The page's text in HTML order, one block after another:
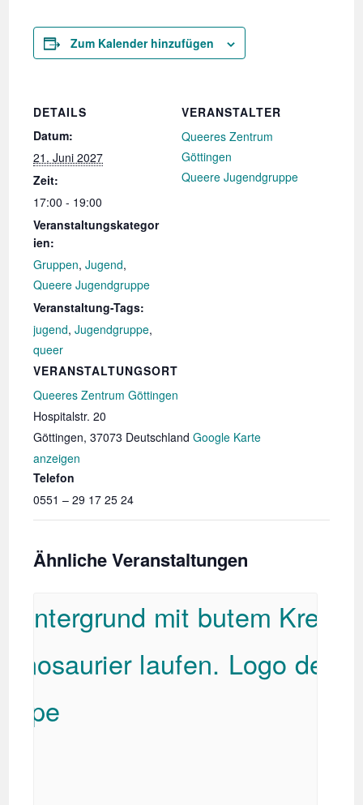
Zum Kalender hinzufügen
DETAILS
Datum:
21. Juni 2027
Zeit:
17:00 - 19:00
Veranstaltungskategor
ien:
Gruppen,Jugend,
Queere Jugendgruppe
Veranstaltung-Tags:
jugend,Jugendgruppe,
queer
VERANSTALTUNGSORT
Queeres Zentrum Göttingen
Hospitalstr. 20
Göttingen, 37073 Deutschland Google Karte
anzeigen
Telefon
0551 – 29 17 25 24
VERANSTALTER
Queeres Zentrum
Göttingen
Queere Jugendgruppe
Ähnliche Veranstaltungen